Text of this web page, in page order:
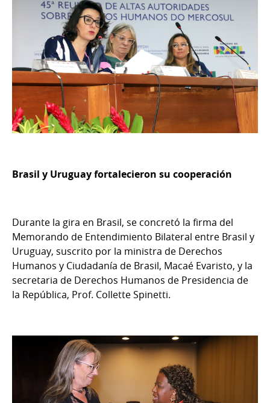
Brasil y Uruguay fortalecieron su cooperación
Durante la gira en Brasil, se concretó la firma del
Memorando de Entendimiento Bilateral entre Brasil y
Uruguay, suscrito por la ministra de Derechos
Humanos y Ciudadanía de Brasil, Macaé Evaristo, y la
secretaria de Derechos Humanos de Presidencia de
la República, Prof. Collette Spinetti.